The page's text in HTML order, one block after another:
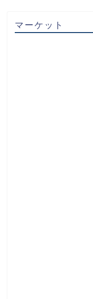
マーケット